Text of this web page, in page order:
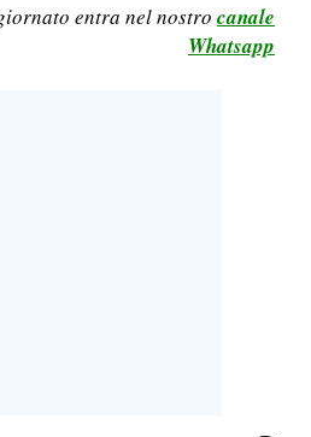
entra nel nostro canale
Whatsapp